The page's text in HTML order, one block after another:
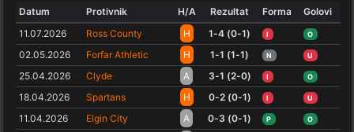
Datum Protivnik H/A Rezultat Forma
Golovi
11.07.2026
Ross County H 1-4 (0-1) I O
02.05.2026 Forfar Athletic H 1-1 (1-1) N U
25.04.2026 Clyde A 3-1 (2-0) I O
18.04.2026 Spartans H 0-2 (0-1) I U
11.04.2026 Elgin City A 0-3 (0-1) P O